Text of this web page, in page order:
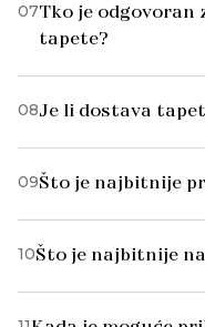
07Tko je odgovoran
tapete?
08Je li dostava
09Što je najbitnije
10Što je najbitnije